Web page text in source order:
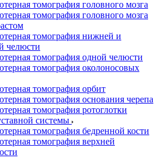
томография головного мозга
томография головного мозга
томография нижней и
челюсти
томография одной челюсти
томография околоносовых
томография орбит
томография основания черепа
томография ротоглотки
системы
томография бедренной кости
томография верхней